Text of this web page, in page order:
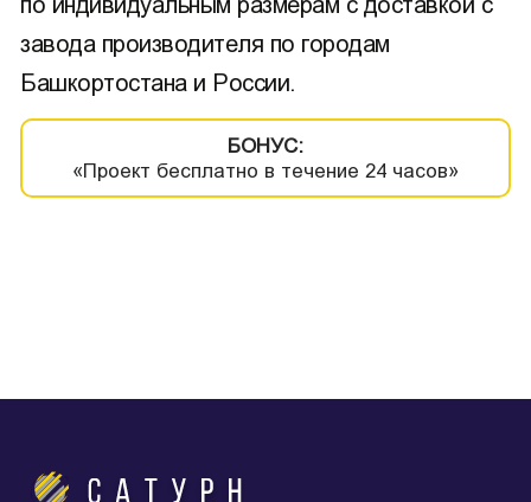
завода производителя по городам
Башкортостана и России.
БОНУС:
«Проект бесплатно в течение 24 часов»